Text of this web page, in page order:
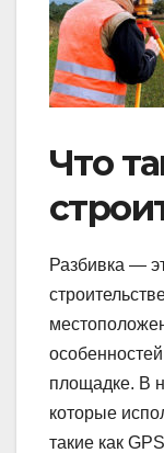
Что
Разбивка —
площадке. В
которые
такие как